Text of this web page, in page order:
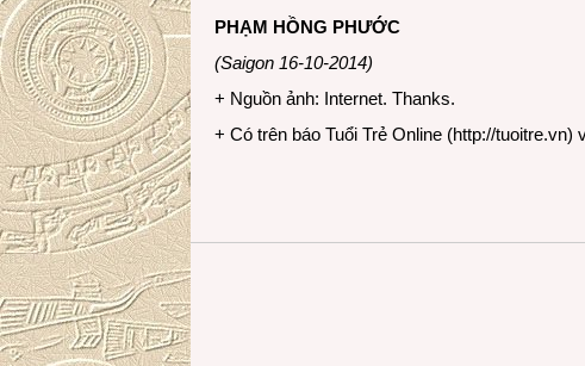
PHẠM HỒNG PHƯỚC
(Saigon 16-10-2014)
+ Nguồn ảnh: Internet. Thanks.
+ Có trên báo Tuổi Trẻ Online (http://tuoitre.vn)